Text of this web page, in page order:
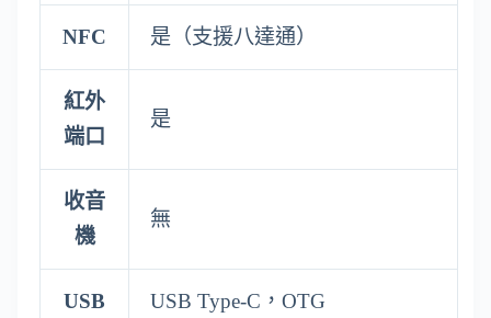
NFC 是（支援八達通）
紅外
端口
是
收音
機
無
USB USB Type-C，OTG